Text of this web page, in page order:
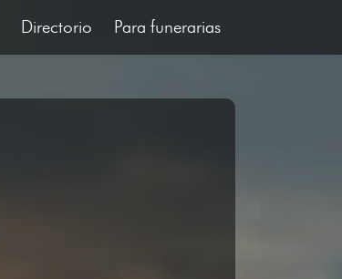
Directorio Para funerarias